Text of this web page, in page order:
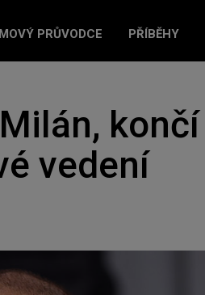
PRŮVODCE PŘÍBĚHY
končí
vedení